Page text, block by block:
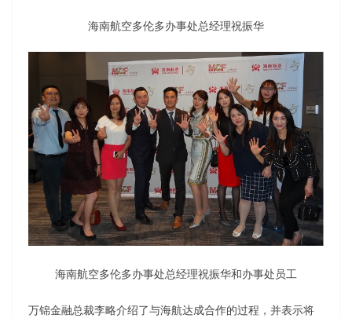
海南航空多伦多办事处总经理祝振华
海南航空多伦多办事处总经理祝振华和办事处员工
万锦金融总裁李略介绍了与海航达成合作的过程，并表示将